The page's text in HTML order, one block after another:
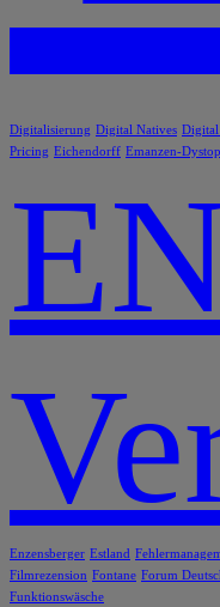
Digitalisierung Digital Natives Digital
Pricing Eichendorff Emanzen-
Enzensberger Estland
Filmrezension Fontane Forum
Funktionswäsche